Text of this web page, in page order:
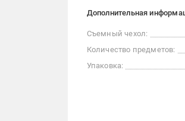
Дополнительная
Съемный чехол:
Количество предметов:
Упаковка: